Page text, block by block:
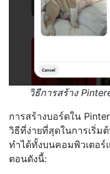
วิธีการสร้าง
การสร้างบอร์ดใน
วิธีที่ง่ายที่สุดในการเริ่ม
ทำได้ทั้งบนคอมพิวเตอ
ตอนดังนี้: